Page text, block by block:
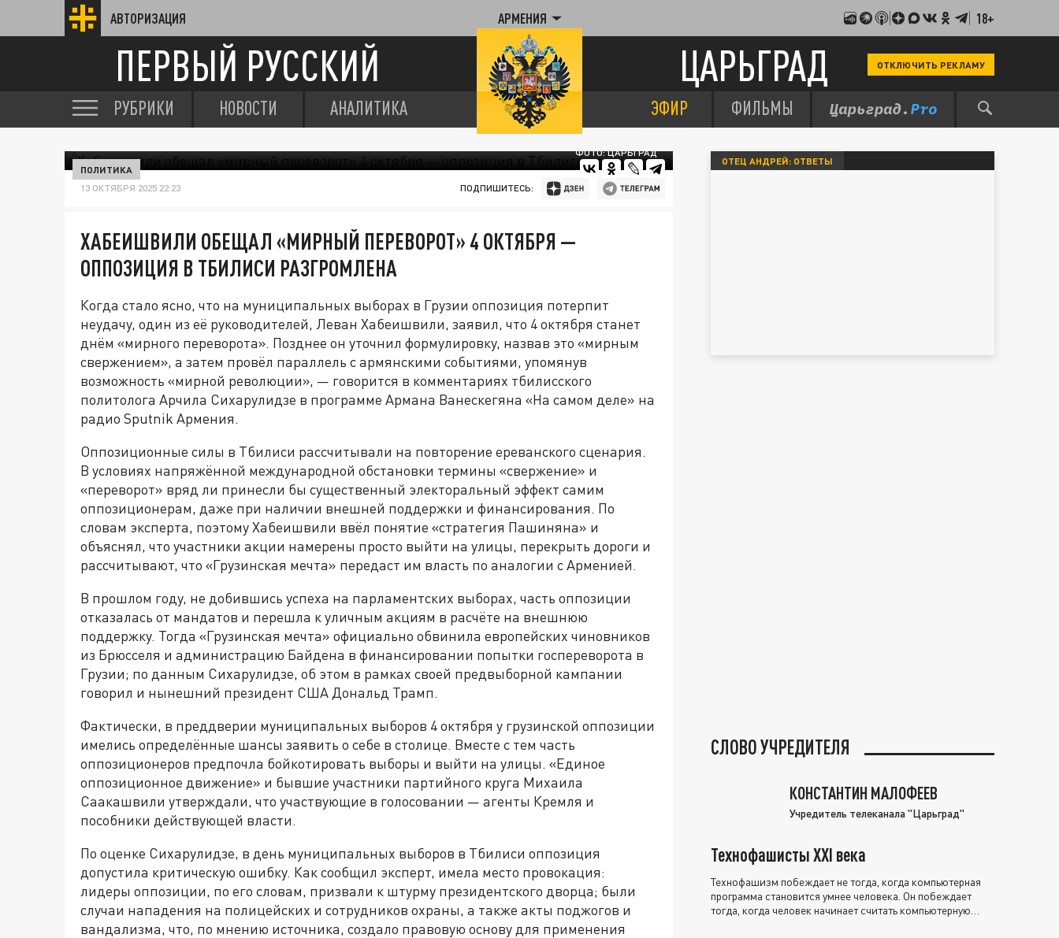
АВТОРИЗАЦИЯ АРМЕНИЯ 18+
ПЕРВЫЙ РУССКИЙ ЦАРЬГРАД ОТКЛЮЧИТЬ РЕКЛАМУ
РУБРИКИ НОВОСТИ АНАЛИТИКА ЭФИР ФИЛЬМЫ
ФОТО: ЦАРЬГРАД
ПОЛИТИКА
13 ОКТЯБРЯ 2025 22:23 ПОДПИШИТЕСЬ:
ХАБЕИШВИЛИ ОБЕЩАЛ «МИРНЫЙ ПЕРЕВОРОТ» 4 ОКТЯБРЯ —
ОППОЗИЦИЯ В ТБИЛИСИ РАЗГРОМЛЕНА
Когда стало ясно, что на муниципальных выборах в Грузии оппозиция потерпит
неудачу, один из её руководителей, Леван Хабеишвили, заявил, что 4 октября станет
днём «мирного переворота». Позднее он уточнил формулировку, назвав это «мирным
свержением», а затем провёл параллель с армянскими событиями, упомянув
возможность «мирной революции», — говорится в комментариях тбилисского
политолога Арчила Сихарулидзе в программе Армана Ванескегяна «На самом деле» на
радио Sputnik Армения.
Оппозиционные силы в Тбилиси рассчитывали на повторение ереванского сценария.
В условиях напряжённой международной обстановки термины «свержение» и
«переворот» вряд ли принесли бы существенный электоральный эффект самим
оппозиционерам, даже при наличии внешней поддержки и финансирования. По
словам эксперта, поэтому Хабеишвили ввёл понятие «стратегия Пашиняна» и
объяснял, что участники акции намерены просто выйти на улицы, перекрыть дороги и
рассчитывают, что «Грузинская мечта» передаст им власть по аналогии с Арменией.
В прошлом году, не добившись успеха на парламентских выборах, часть оппозиции
отказалась от мандатов и перешла к уличным акциям в расчёте на внешнюю
поддержку. Тогда «Грузинская мечта» официально обвинила европейских чиновников
из Брюсселя и администрацию Байдена в финансировании попытки госпереворота в
Грузии; по данным Сихарулидзе, об этом в рамках своей предвыборной кампании
говорил и нынешний президент США Дональд Трамп.
Фактически, в преддверии муниципальных выборов 4 октября у грузинской оппозиции
имелись определённые шансы заявить о себе в столице. Вместе с тем часть
оппозиционеров предпочла бойкотировать выборы и выйти на улицы. «Единое
оппозиционное движение» и бывшие участники партийного круга Михаила
Саакашвили утверждали, что участвующие в голосовании — агенты Кремля и
пособники действующей власти.
По оценке Сихарулидзе, в день муниципальных выборов в Тбилиси оппозиция
допустила критическую ошибку. Как сообщил эксперт, имела место провокация:
лидеры оппозиции, по его словам, призвали к штурму президентского дворца; были
случаи нападения на полицейских и сотрудников охраны, а также акты поджогов и
вандализма, что, по мнению источника, создало правовую основу для применения
ОТЕЦ АНДРЕЙ: ОТВЕТЫ
СЛОВО УЧРЕДИТЕЛЯ
КОНСТАНТИН МАЛОФЕЕВ
Учредитель телеканала "Царьград"
Технофашисты XXI века
Технофашизм побеждает не тогда, когда компьютерная
программа становится умнее человека. Он побеждает
тогда, когда человек начинает считать компьютерную